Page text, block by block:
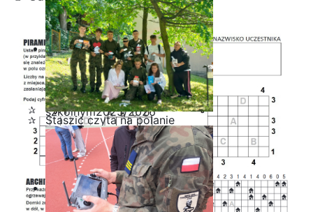
Ostatnia garść certyfikatów
Akademii CISCO w roku
szkolnym2025/2026
Staszic czyta na polanie